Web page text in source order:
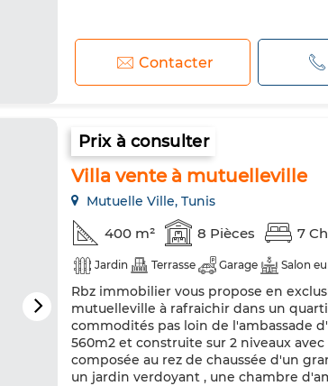
Contacter
Prix à consulter
Villa vente à mutuelleville
Mutuelle Ville, Tunis
400 m² 8 Pièces 7
Jardin Terrasse Garage Salon
Rbz immobilier vous propose en
mutuelleville à rafraichir dans un
commodités pas loin de l'ambassade
560m2 et construite sur 2 niveaux
composée au rez de chaussée d'un
un jardin verdoyant , une chambre